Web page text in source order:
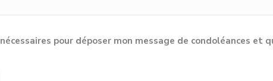
pour déposer mon message de condoléances